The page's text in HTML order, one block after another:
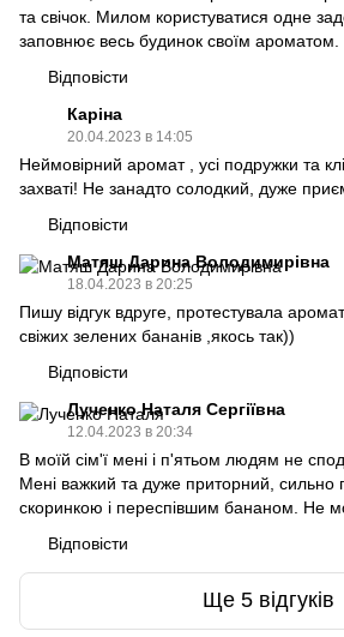
та свічок. Милом користуватися одне
заповнює весь будинок своїм ароматом.
Відповісти
Каріна
20.04.2023 в 14:05
Неймовірний аромат , усі подружки та
захваті! Не занадто солодкий, дуже
Відповісти
Матяш Дарина Володимирівна
18.04.2023 в 20:25
Пишу відгук вдруге, протестувала
свіжих зелених бананів ,якось так))
Відповісти
Лученко Наталя Сергіївна
12.04.2023 в 20:34
В моїй сім'ї мені і п'ятьом людям не
Мені важкий та дуже приторний, сильно
скоринкою і переспівшим бананом. Не
Відповісти
Ще 5 відгуків